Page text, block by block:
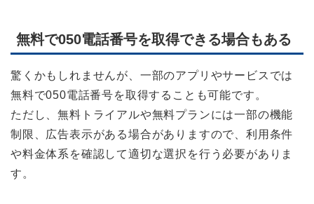
無料で050電話番号を取得できる場合もある
驚くかもしれませんが、一部のアプリやサービスでは
無料で050電話番号を取得することも可能です。
ただし、無料トライアルや無料プランには一部の機能
制限、広告表示がある場合がありますので、利用条件
や料金体系を確認して適切な選択を行う必要がありま
す。